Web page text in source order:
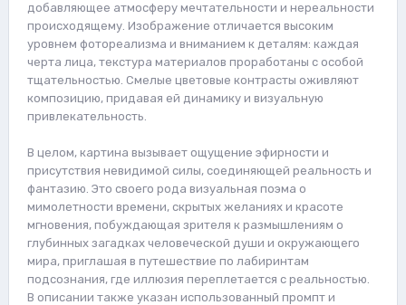
добавляющее атмосферу мечтательности и нереальности
происходящему. Изображение отличается высоким
уровнем фотореализма и вниманием к деталям: каждая
черта лица, текстура материалов проработаны с особой
тщательностью. Смелые цветовые контрасты оживляют
композицию, придавая ей динамику и визуальную
привлекательность.
В целом, картина вызывает ощущение эфирности и
присутствия невидимой силы, соединяющей реальность и
фантазию. Это своего рода визуальная поэма о
мимолетности времени, скрытых желаниях и красоте
мгновения, побуждающая зрителя к размышлениям о
глубинных загадках человеческой души и окружающего
мира, приглашая в путешествие по лабиринтам
подсознания, где иллюзия переплетается с реальностью.
В описании также указан использованный промпт и